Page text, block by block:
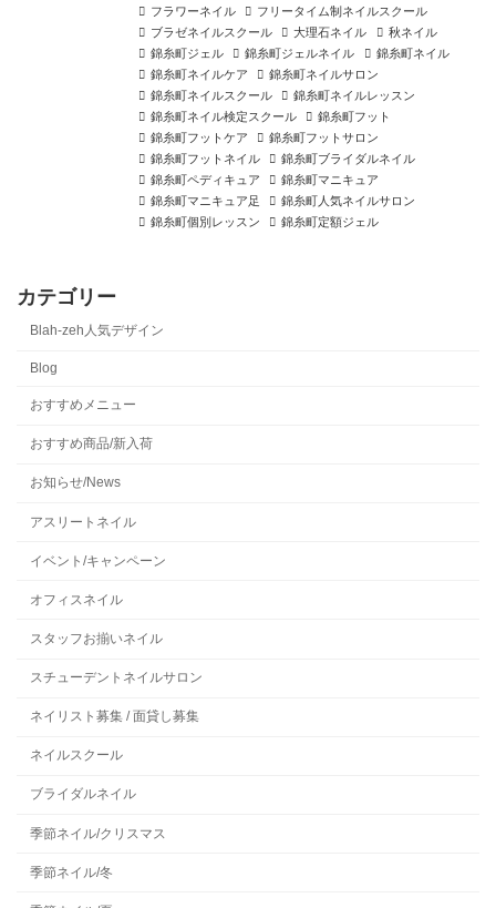
フラワーネイル
フリータイム制ネイルスクール
ブラゼネイルスクール
大理石ネイル
秋ネイル
錦糸町ジェル
錦糸町ジェルネイル
錦糸町ネイル
錦糸町ネイルケア
錦糸町ネイルサロン
錦糸町ネイルスクール
錦糸町ネイルレッスン
錦糸町ネイル検定スクール
錦糸町フット
錦糸町フットケア
錦糸町フットサロン
錦糸町フットネイル
錦糸町ブライダルネイル
錦糸町ペディキュア
錦糸町マニキュア
錦糸町マニキュア足
錦糸町人気ネイルサロン
錦糸町個別レッスン
錦糸町定額ジェル
カテゴリー
Blah-zeh人気デザイン
Blog
おすすめメニュー
おすすめ商品/新入荷
お知らせ/News
アスリートネイル
イベント/キャンペーン
オフィスネイル
スタッフお揃いネイル
スチューデントネイルサロン
ネイリスト募集 / 面貸し募集
ネイルスクール
ブライダルネイル
季節ネイル/クリスマス
季節ネイル/冬